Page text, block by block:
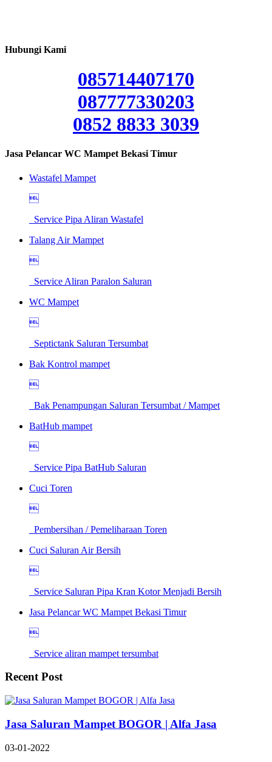
Hubungi Kami
085714407170
087777330203
0852 8833 3039
Jasa Pelancar WC Mampet Bekasi Timur
Wastafel Mampet

Service Pipa Aliran Wastafel
Talang Air Mampet

Service Aliran Paralon Saluran
WC Mampet

Septictank Saluran Tersumbat
Bak Kontrol mampet

Bak Penampungan Saluran Tersumbat / Mampet
BatHub mampet

Service Pipa BatHub Saluran
Cuci Toren

Pembersihan / Pemeliharaan Toren
Cuci Saluran Air Bersih

Service Saluran Pipa Kran Kotor Menjadi Bersih
Jasa Pelancar WC Mampet Bekasi Timur

Service aliran mampet tersumbat
Recent Post
Jasa Saluran Mampet BOGOR | Alfa Jasa
03-01-2022